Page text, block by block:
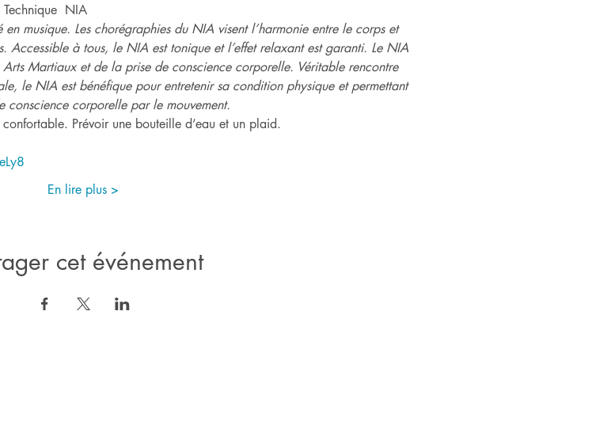
NIA
musique. Les chorégraphies du NIA visent l’harmonie entre le corps et
Accessible à tous, le NIA est tonique et l’effet relaxant est garanti. Le NIA
Arts Martiaux et de la prise de conscience corporelle. Véritable rencontre
le NIA est bénéfique pour entretenir sa condition physique et permettant
conscience corporelle par le mouvement.
Prévoir une bouteille d’eau et un plaid.
En lire plus >
cet événement